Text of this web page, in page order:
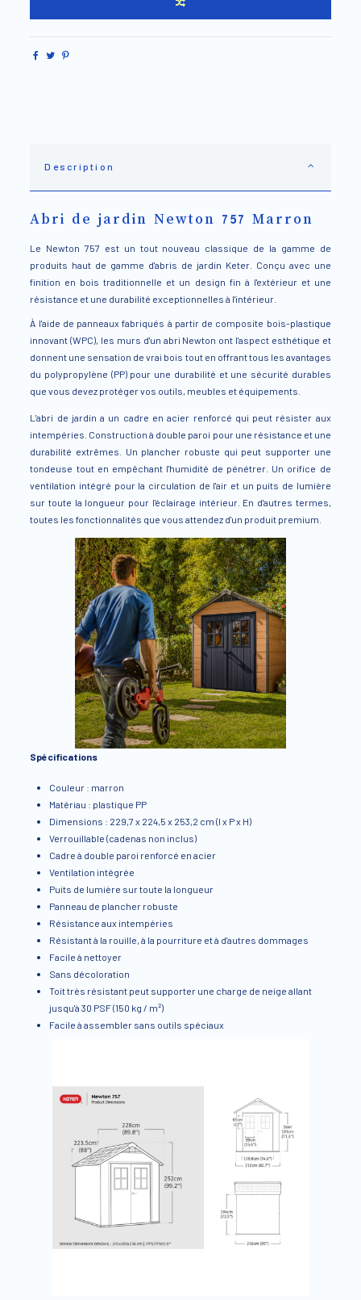
Description
Abri de jardin Newton 757 Marron
Le Newton 757 est un tout nouveau classique de la gamme de
produits haut de gamme d'abris de jardin Keter. Conçu avec une
finition en bois traditionnelle et un design fin à l'extérieur et une
résistance et une durabilité exceptionnelles à l'intérieur.
À l'aide de panneaux fabriqués à partir de composite bois-plastique
innovant (WPC), les murs d'un abri Newton ont l'aspect esthétique et
donnent une sensation de vrai bois tout en offrant tous les avantages
du polypropylène (PP) pour une durabilité et une sécurité durables
que vous devez protéger vos outils, meubles et équipements.
L'abri de jardin a un cadre en acier renforcé qui peut résister aux
intempéries. Construction à double paroi pour une résistance et une
durabilité extrêmes. Un plancher robuste qui peut supporter une
tondeuse tout en empêchant l'humidité de pénétrer. Un orifice de
ventilation intégré pour la circulation de l'air et un puits de lumière
sur toute la longueur pour l'éclairage intérieur. En d'autres termes,
toutes les fonctionnalités que vous attendez d'un produit premium.
Spécifications
Couleur : marron
Matériau : plastique PP
Dimensions : 229,7 x 224,5 x 253,2 cm (l x P x H)
Verrouillable (cadenas non inclus)
Cadre à double paroi renforcé en acier
Ventilation intégrée
Puits de lumière sur toute la longueur
Panneau de plancher robuste
Résistance aux intempéries
Résistant à la rouille, à la pourriture et à d'autres dommages
Facile à nettoyer
Sans décoloration
Toit très résistant peut supporter une charge de neige allant
jusqu'à 30 PSF (150 kg / m²)
Facile à assembler sans outils spéciaux